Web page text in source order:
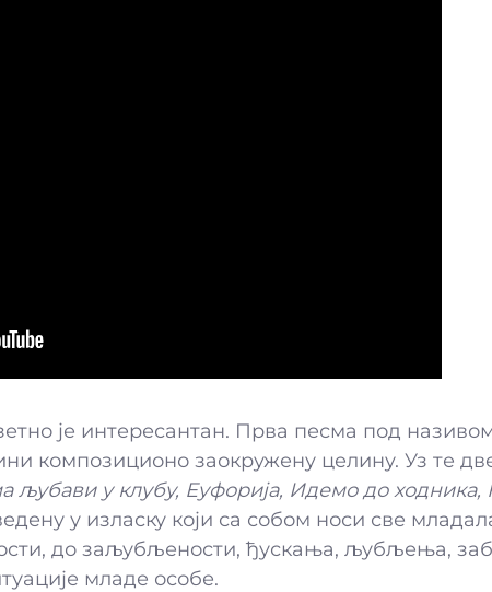
је интересантан. Прва песма под
композиционо заокружену целину. Уз те
у клубу, Еуфорија, Идемо до ходника,
у изласку који са собом носи све
до заљубљености, ђускања, љубљења,
младе особе.